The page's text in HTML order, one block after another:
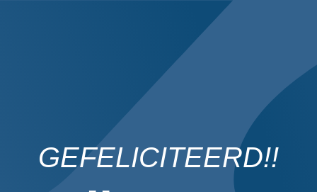
GEFELICITEERD!!